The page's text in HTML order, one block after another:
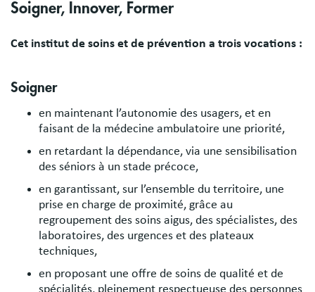
Soigner, Innover, Former
Cet institut de soins et de prévention a trois vocations :
Soigner
en maintenant l’autonomie des usagers, et en
faisant de la médecine ambulatoire une priorité,
en retardant la dépendance, via une sensibilisation
des séniors à un stade précoce,
en garantissant, sur l’ensemble du territoire, une
prise en charge de proximité, grâce au
regroupement des soins aigus, des spécialistes, des
laboratoires, des urgences et des plateaux
techniques,
en proposant une offre de soins de qualité et de
spécialités, pleinement respectueuse des personnes